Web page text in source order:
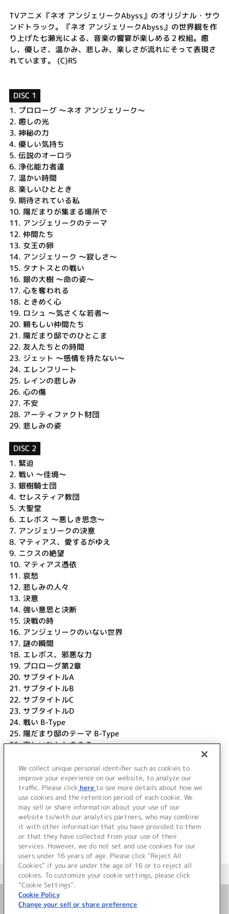
TVアニメ『ネオ アンジェリークAbyss』のオリジナル・サウ
ンドトラック。『ネオ アンジェリークAbyss』の世界観を作
り上げた七瀬光による、音楽の饗宴が楽しめる２枚組。癒
し、優しさ、温かみ、悲しみ、楽しさが流れにそって表現さ
れています。 (C)RS
DISC 1
1. プロローグ ～ネオ アンジェリーク～
2. 癒しの光
3. 神秘の力
4. 優しい気持ち
5. 伝説のオーロラ
6. 浄化能力者達
7. 温かい時間
8. 楽しいひととき
9. 期待されている私
10. 陽だまりが集まる場所で
11. アンジェリークのテーマ
12. 仲間たち
13. 女王の卵
14. アンジェリーク ～寂しさ～
15. タナトスとの戦い
16. 銀の大樹 ～命の姿～
17. 心を奪われる
18. ときめく心
19. ロシュ ～気さくな若者～
20. 頼もしい仲間たち
21. 陽だまり邸でのひとこま
22. 友人たちとの時間
23. ジェット ～感情を持たない～
24. エレンフリート
25. レインの悲しみ
26. 心の傷
27. 不安
28. アーティファクト財団
29. 悲しみの姿
DISC 2
1. 緊迫
2. 戦い ～佳境～
3. 銀樹騎士団
4. セレスティア教団
5. 大聖堂
6. エレボス ～悪しき思念～
7. アンジェリークの決意
8. マティアス、愛するがゆえ
9. ニクスの絶望
10. マティアス憑依
11. 哀愁
12. 悲しみの人々
13. 決意
14. 強い意思と決断
15. 決戦の時
16. アンジェリークのいない世界
17. 謎の瞬間
18. エレボス、邪悪な力
19. プロローグ第2章
20. サブタイトルA
21. サブタイトルB
22. サブタイトルC
23. サブタイトルD
24. 戦い B-Type
25. 陽だまり邸のテーマ B-Type
26.楽しいひととき B-Type
28.JOY TO THE WORLD (TV size)
29. SILENT DESTINY (TV size)
＜ BACK
＜ カタログサイト トップページへ
お問い合わせ
We collect unique personal identifier such as cookies to
improve your experience on our website, to analyze our
traffic. Please click here to see more details about how we
use cookies and the retention period of each cookie. We
may sell or share information about your use of our
website to/with our analytics partners, who may combine
it with other information that you have provided to them
or that they have collected from your use of their
services. However, we do not set and use cookies for our
users under 16 years of age. Please click “Reject All
Cookies” if you are under the age of 16 or to reject all
cookies. To customize your cookie settings, please click
“Cookie Settings”.
Cookie Policy
Change your sell or share preference